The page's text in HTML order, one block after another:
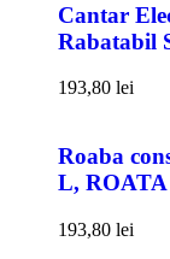
Cantar
Rabatabil
193,80 lei
Roaba
L, ROATA
193,80 lei